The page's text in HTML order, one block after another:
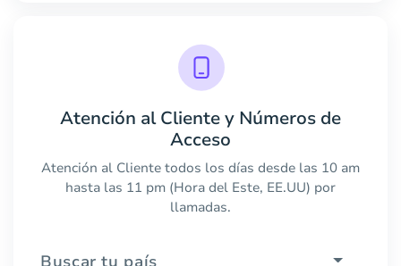
Atención al Cliente y Números de
Acceso
Atención al Cliente todos los días desde las 10 am
hasta las 11 pm (Hora del Este, EE.UU) por
llamadas.
Buscar tu país